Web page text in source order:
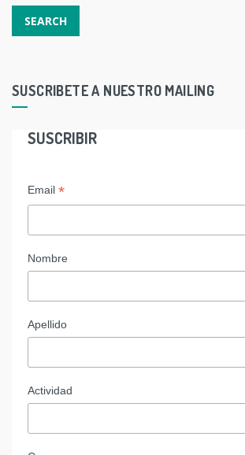
SUSCRIBETE A NUESTRO MAILING
SUSCRIBIR
Email *
Nombre
Apellido
Actividad